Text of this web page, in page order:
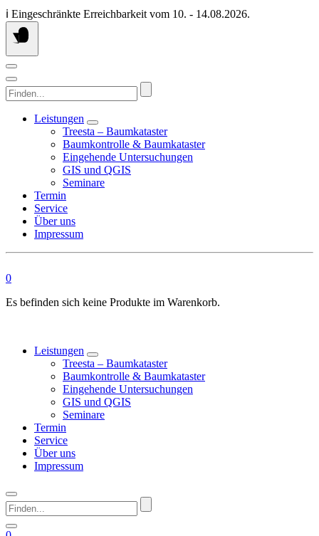
Springen
Sie
zum
ℹ️ Eingeschränkte Erreichbarkeit vom 10. - 14.08.2026.
Finden...
Leistungen
Treesta – Baumkataster
Baumkontrolle & Baumkataster
Eingehende Untersuchungen
GIS und QGIS
Seminare
Termin
Service
Über uns
Impressum
0
Es befinden sich keine Produkte im Warenkorb.
Leistungen
Treesta – Baumkataster
Baumkontrolle & Baumkataster
Eingehende Untersuchungen
GIS und QGIS
Seminare
Termin
Service
Über uns
Impressum
Finden...